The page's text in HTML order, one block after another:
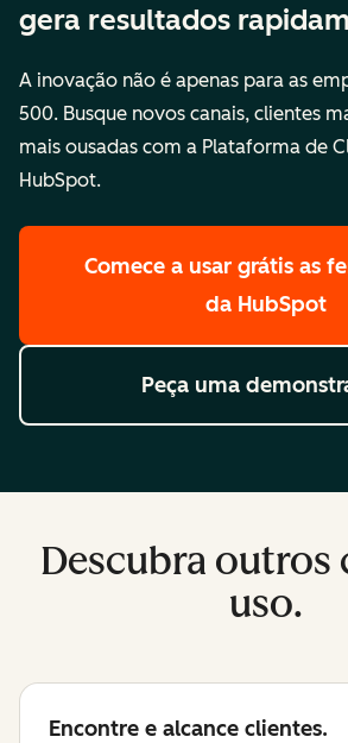
gera resultados
A inovação não é apenas para as
500. Busque novos canais, clientes
mais ousadas com a Plataforma de
HubSpot.
Comece a usar grátis as
da HubSpot
Peça uma
Descubra outros
uso.
Encontre e alcance clientes.